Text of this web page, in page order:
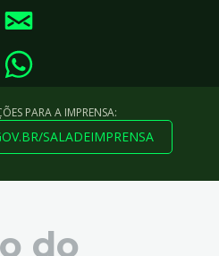
PARA A IMPRENSA:
SALADEIMPRENSA
do